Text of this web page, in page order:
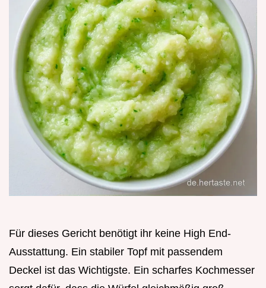
Für dieses Gericht benötigt ihr keine High End-
Ausstattung. Ein stabiler Topf mit passendem
Deckel ist das Wichtigste. Ein scharfes Kochmesser